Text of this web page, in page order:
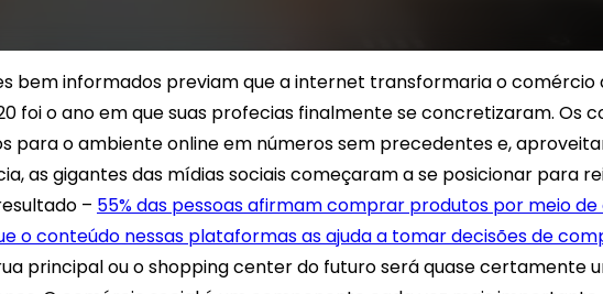
bem informados previam que a internet transformaria o comércio
foi o ano em que suas profecias finalmente se concretizaram. Os
para o ambiente online em números sem precedentes e,
as gigantes das mídias sociais começaram a se posicionar para
– 55% das pessoas afirmam comprar produtos por meio de
o conteúdo nessas plataformas as ajuda a tomar decisões de
principal ou o shopping center do futuro será quase certamente